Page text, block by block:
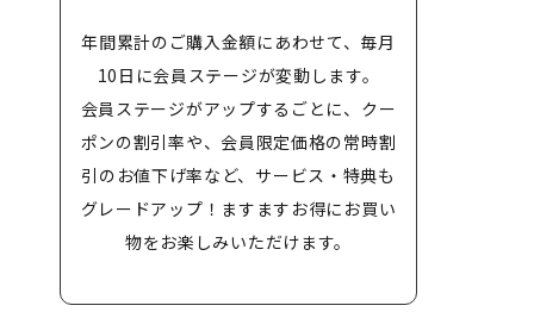
年間累計のご購入金額にあわせて、毎月
10日に会員ステージが変動します。
会員ステージがアップするごとに、クー
ポンの割引率や、会員限定価格の常時割
引のお値下げ率など、サービス・特典も
グレードアップ！ますますお得にお買い
物をお楽しみいただけます。